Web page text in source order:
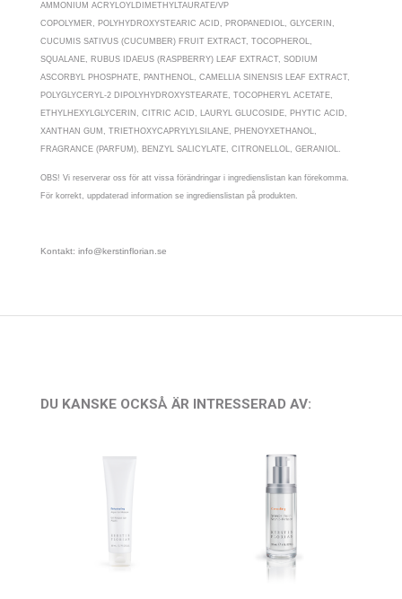
AMMONIUM ACRYLOYLDIMETHYLTAURATE/VP
COPOLYMER, POLYHYDROXYSTEARIC ACID, PROPANEDIOL, GLYCERIN,
CUCUMIS SATIVUS (CUCUMBER) FRUIT EXTRACT, TOCOPHEROL,
SQUALANE, RUBUS IDAEUS (RASPBERRY) LEAF EXTRACT, SODIUM
ASCORBYL PHOSPHATE, PANTHENOL, CAMELLIA SINENSIS LEAF EXTRACT,
POLYGLYCERYL-2 DIPOLYHYDROXYSTEARATE, TOCOPHERYL ACETATE,
ETHYLHEXYLGLYCERIN, CITRIC ACID, LAURYL GLUCOSIDE, PHYTIC ACID,
XANTHAN GUM, TRIETHOXYCAPRYLYLSILANE, PHENOYXETHANOL,
FRAGRANCE (PARFUM), BENZYL SALICYLATE, CITRONELLOL, GERANIOL.
OBS! Vi reserverar oss för att vissa förändringar i ingredienslistan kan förekomma.
För korrekt, uppdaterad information se ingredienslistan på produkten.
Kontakt: info@kerstinflorian.se
DU KANSKE OCKSÅ ÄR INTRESSERAD AV: